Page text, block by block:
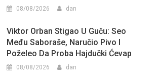
08/08/2026 dan
Viktor Orban Stigao U Guču: Seo
Među Saboraše, Naručio Pivo I
Poželeo Da Proba Hajdučki Ćevap
08/08/2026 dan